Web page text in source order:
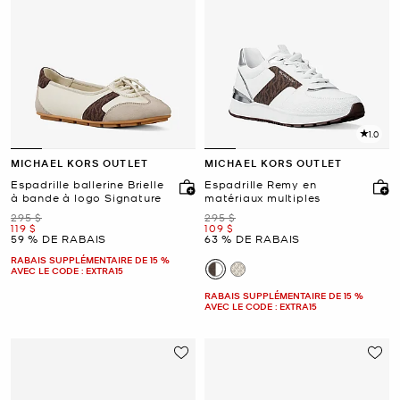
MICHAEL KORS OUTLET
Espadrille ballerine Brielle
à bande à logo Signature
était
295 $
maintenant
119 $
59 % DE RABAIS
RABAIS SUPPLÉMENTAIRE DE 15 %
AVEC LE CODE : EXTRA15
1.0
MICHAEL KORS OUTLET
Espadrille Remy en
matériaux multiples
était
295 $
maintenant
109 $
63 % DE RABAIS
RABAIS SUPPLÉMENTAIRE DE 15 %
AVEC LE CODE : EXTRA15